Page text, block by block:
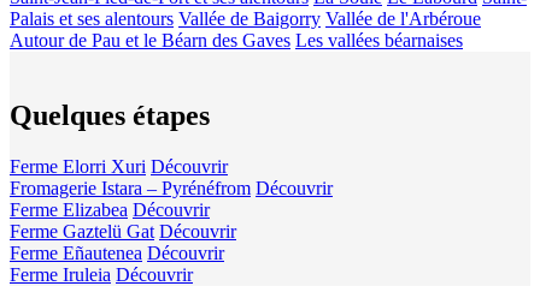
Palais et ses alentours Vallée de Baigorry Vallée de l'Arbéroue
Autour de Pau et le Béarn des Gaves Les vallées béarnaises
Quelques étapes
Ferme Elorri Xuri Découvrir
Fromagerie Istara – Pyrénéfrom Découvrir
Ferme Elizabea Découvrir
Ferme Gaztelü Gat Découvrir
Ferme Eñautenea Découvrir
Ferme Iruleia Découvrir